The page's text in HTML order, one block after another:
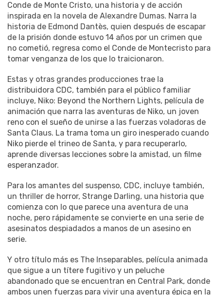
Conde de Monte Cristo, una historia y de acción
inspirada en la novela de Alexandre Dumas. Narra la
historia de Edmond Dantès, quien después de escapar
de la prisión donde estuvo 14 años por un crimen que
no cometió, regresa como el Conde de Montecristo para
tomar venganza de los que lo traicionaron.
Estas y otras grandes producciones trae la
distribuidora CDC, también para el público familiar
incluye, Niko: Beyond the Northern Lights, película de
animación que narra las aventuras de Niko, un joven
reno con el sueño de unirse a las fuerzas voladoras de
Santa Claus. La trama toma un giro inesperado cuando
Niko pierde el trineo de Santa, y para recuperarlo,
aprende diversas lecciones sobre la amistad, un filme
esperanzador.
Para los amantes del suspenso, CDC, incluye también,
un thriller de horror, Strange Darling, una historia que
comienza con lo que parece una aventura de una
noche, pero rápidamente se convierte en una serie de
asesinatos despiadados a manos de un asesino en
serie.
Y otro título más es The Inseparables, película animada
que sigue a un títere fugitivo y un peluche
abandonado que se encuentran en Central Park, donde
ambos unen fuerzas para vivir una aventura épica en la